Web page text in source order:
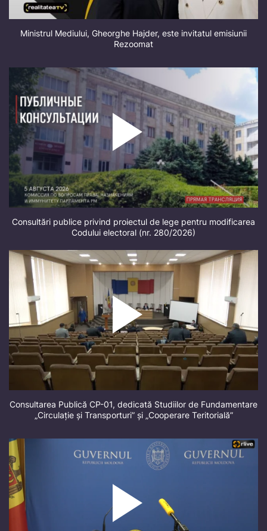
Ministrul Mediului, Gheorghe Hajder, este invitatul emisiunii
Rezoomat
Consultări publice privind proiectul de lege pentru modificarea
Codului electoral (nr. 280/2026)
Consultarea Publică CP-01, dedicată Studiilor de Fundamentare
„Circulație și Transporturi” și „Cooperare Teritorială”